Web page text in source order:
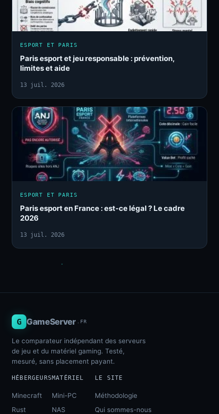
ESPORT ET PARIS
Paris esport et jeu responsable : prévention,
limites et aide
13 juil. 2026
ESPORT ET PARIS
Paris esport en France : est-ce légal ? Le cadre
2026
13 juil. 2026
G GameServer .FR
Le comparateur indépendant des serveurs
de jeu et du matériel gaming. Testé,
mesuré, sans placement payant.
HÉBERGEURS
Minecraft
Rust
MATÉRIEL
Mini-PC
NAS
LE SITE
Méthodologie
Qui sommes-nous